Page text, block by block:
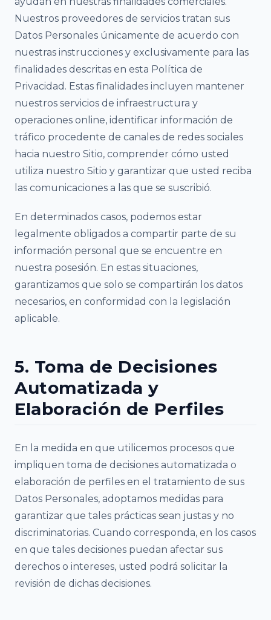
Nuestros proveedores de servicios tratan sus
Datos Personales únicamente de acuerdo con
nuestras instrucciones y exclusivamente para las
finalidades descritas en esta Política de
Privacidad. Estas finalidades incluyen mantener
nuestros servicios de infraestructura y
operaciones online, identificar información de
tráfico procedente de canales de redes sociales
hacia nuestro Sitio, comprender cómo usted
utiliza nuestro Sitio y garantizar que usted reciba
las comunicaciones a las que se suscribió.
En determinados casos, podemos estar
legalmente obligados a compartir parte de su
información personal que se encuentre en
nuestra posesión. En estas situaciones,
garantizamos que solo se compartirán los datos
necesarios, en conformidad con la legislación
aplicable.
5. Toma de Decisiones
Automatizada y
Elaboración de Perfiles
En la medida en que utilicemos procesos que
impliquen toma de decisiones automatizada o
elaboración de perfiles en el tratamiento de sus
Datos Personales, adoptamos medidas para
garantizar que tales prácticas sean justas y no
discriminatorias. Cuando corresponda, en los casos
en que tales decisiones puedan afectar sus
derechos o intereses, usted podrá solicitar la
revisión de dichas decisiones.